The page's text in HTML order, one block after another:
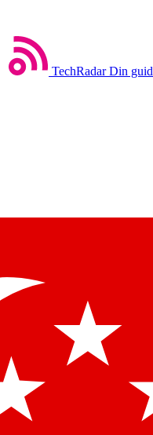
TechRadar Din